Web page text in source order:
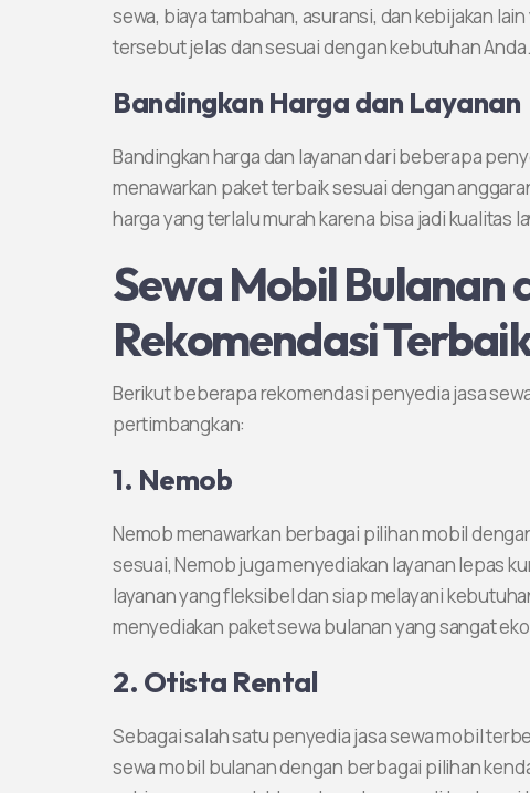
sewa, biaya tambahan, asuransi, dan kebijakan
tersebut jelas dan sesuai dengan kebutuhan Anda.
Bandingkan Harga dan Layanan
Bandingkan harga dan layanan dari beberapa
menawarkan paket terbaik sesuai dengan
harga yang terlalu murah karena bisa jadi kualitas
Sewa Mobil Bulanan
Rekomendasi
Berikut beberapa rekomendasi penyedia jasa
pertimbangkan:
1. Nemob
Nemob menawarkan berbagai pilihan mobil
sesuai, Nemob juga menyediakan layanan lepas
layanan yang fleksibel dan siap melayani
menyediakan paket sewa bulanan yang sangat
2. Otista Rental
Sebagai salah satu penyedia jasa sewa mobil
sewa mobil bulanan dengan berbagai pilihan